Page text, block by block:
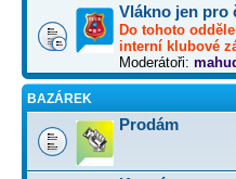
Vlákno jen pro
Do tohoto
interní klubové
Moderátoři:
BAZÁREK
Prodám